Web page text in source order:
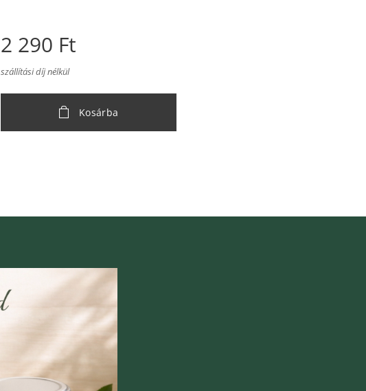
2 290 Ft
szállítási díj nélkül
Kosárba